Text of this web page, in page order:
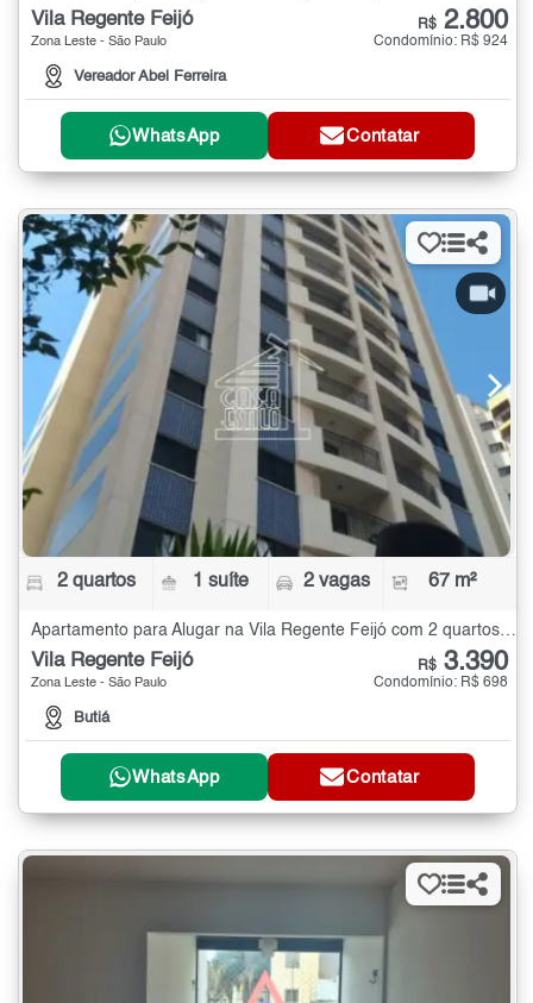
Vila Regente Feijó
Zona Leste - São Paulo
Vereador Abel Ferreira
R$ 2.800
Condomínio: R$ 924
WhatsApp Contatar
2 quartos 1 suíte 2 vagas 67 m²
Apartamento para Alugar na Vila Regente Feijó com 2 quartos - 67 m²
Vila Regente Feijó
Zona Leste - São Paulo
Butiá
R$ 3.390
Condomínio: R$ 698
WhatsApp Contatar